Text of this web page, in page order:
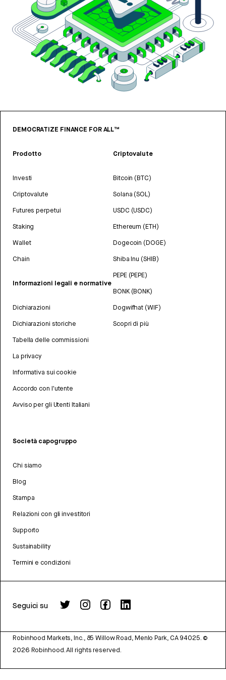
DEMOCRATIZE FINANCE FOR ALL™
Prodotto
Investi
Criptovalute
Futures perpetui
Staking
Wallet
Chain
Informazioni legali e normative
Dichiarazioni
Dichiarazioni storiche
Tabella delle commissioni
La privacy
Informativa sui cookie
Accordo con l'utente
Avviso per gli Utenti Italiani
Criptovalute
Bitcoin (BTC)
Solana (SOL)
USDC (USDC)
Ethereum (ETH)
Dogecoin (DOGE)
Shiba Inu (SHIB)
PEPE (PEPE)
BONK (BONK)
Dogwifhat (WIF)
Scopri di più
Società capogruppo
Chi siamo
Blog
Stampa
Relazioni con gli investitori
Supporto
Sustainability
Termini e condizioni
Seguici su
Robinhood Markets, Inc., 85 Willow Road, Menlo Park, CA 94025. ©
2026 Robinhood. All rights reserved.